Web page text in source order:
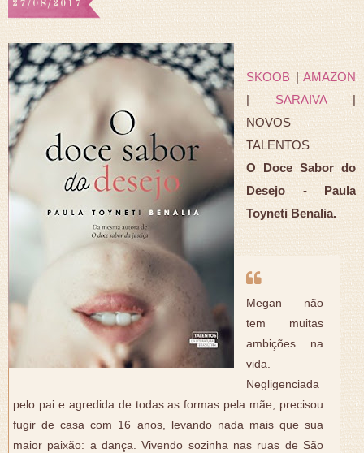
27/08/2017
SKOOB | AMAZON
|SARAIVA|
NOVOS
TALENTOS
O Doce Sabor do
Desejo - Paula
Toyneti Benalia.
Megan não
tem muitas
ambições na
vida.
Negligenciada
pelo pai e agredida de todas as formas pela mãe, precisou
fugir de casa com 16 anos, levando nada mais que sua
maior paixão: a dança. Vivendo sozinha nas ruas de São